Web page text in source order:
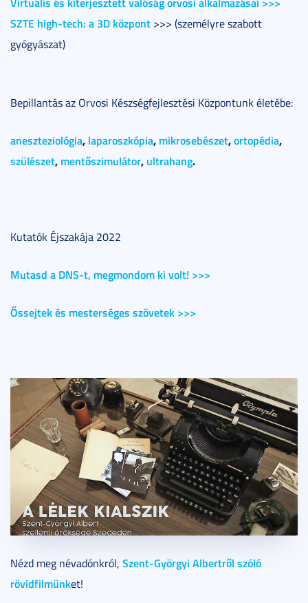
SZTE high-tech: a 3D központ >>> (személyre szabott
gyógyászat)
Bepillantás az Orvosi Készségfejlesztési Központunk életébe:
aneszteziológia, laparoszkópia, mikrosebészet,ortopédia,
szülészet, mentőszimulátor, ultrahang.
Kutatók Éjszakája 2022
Mutasd a DNS-t, megmondom ki volt! >>>
Őssejtek és mesterséges szövetek >>>
Nézd meg névadónkról, Szent-Györgyi Albertről szóló
rövidfilmünket!